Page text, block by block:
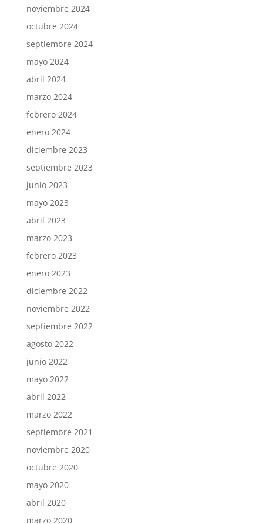
noviembre 2024
octubre 2024
septiembre 2024
mayo 2024
abril 2024
marzo 2024
febrero 2024
enero 2024
diciembre 2023
septiembre 2023
junio 2023
mayo 2023
abril 2023
marzo 2023
febrero 2023
enero 2023
diciembre 2022
noviembre 2022
septiembre 2022
agosto 2022
junio 2022
mayo 2022
abril 2022
marzo 2022
septiembre 2021
noviembre 2020
octubre 2020
mayo 2020
abril 2020
marzo 2020